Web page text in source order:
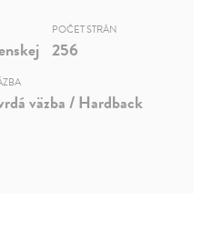
POČET STRÁN
256
väzba / Hardback